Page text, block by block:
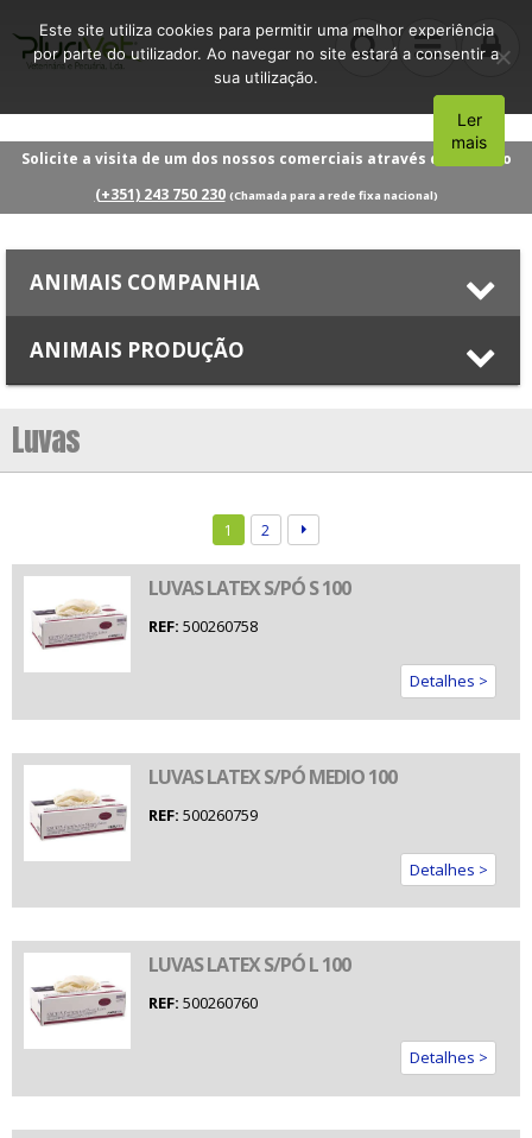
Solicite a visita de um dos nossos comerciais através do número
(+351) 243 750 230 (Chamada para a rede fixa nacional)
ANIMAIS COMPANHIA
ANIMAIS PRODUÇÃO
Luvas
1 2
LUVAS LATEX S/PÓ S 100
REF: 500260758
Detalhes >
LUVAS LATEX S/PÓ MEDIO 100
REF: 500260759
Detalhes >
LUVAS LATEX S/PÓ L 100
REF: 500260760
Detalhes >
Este site utiliza cookies para permitir uma melhor experiência
por parte do utilizador. Ao navegar no site estará a consentir a
sua utilização.
Aceito
Ler
mais